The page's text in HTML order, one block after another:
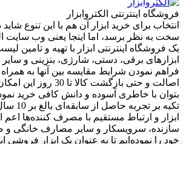
فروشگاه اینترنتی الکتروابزار
انتخاب برای خرید ابزار آن هم با این تنوع
سخت به نظر برسد، اما اینجا یعنی وب سایت
یک فروشگاه اینترنتی ابزار با تهیه و تامین
ابزار‌های برقی، دستی، شارژی، بنزینی و سایر
فراهم نمودن شرایط مقایسه بین آنها به
اصالت و حتی بازگشت کالا
بتوان با خاطری آسوده و دانش کافی خرید نمود.
تکیه بر
ابزار و ارتباط مستقیم با مصرف کننده‌ها اعم
سازنده، سرویسکار و سایر مصارف خانگی و
خود را نموده‌ایم تا به عنوان یک ابزار فروشی
مشتریان خود را در سطحی کسترده‌تر و با